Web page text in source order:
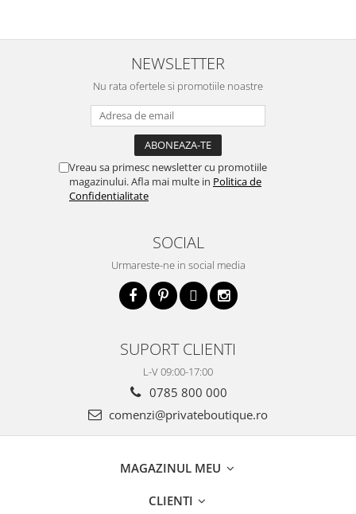
NEWSLETTER
Nu rata ofertele si promotiile noastre
Vreau sa primesc newsletter cu promotiile
magazinului. Afla mai multe in Politica de
Confidentialitate
SOCIAL
Urmareste-ne in social media
SUPORT CLIENTI
L-V 09:00-17:00
0785 800 000
comenzi@privateboutique.ro
MAGAZINUL MEU
CLIENTI